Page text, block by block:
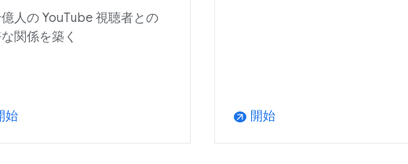
人の YouTube 視聴者との
関係を築く
始 arrow_outward 開始